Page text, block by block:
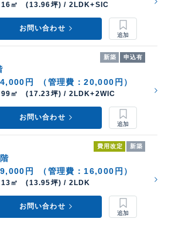
㎡ (13.96坪) / 2LDK+SIC
お問い合わせ
新築 申込有
円
（管理費：20,000円）
㎡ (17.23坪) / 2LDK+2WIC
お問い合わせ
費用改定 新築
円
（管理費：16,000円）
㎡ (13.95坪) / 2LDK
お問い合わせ